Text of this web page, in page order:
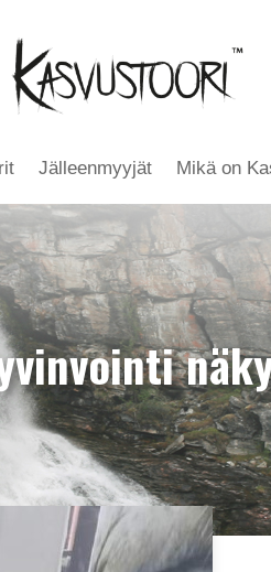
Jälleenmyyjät Mikä on